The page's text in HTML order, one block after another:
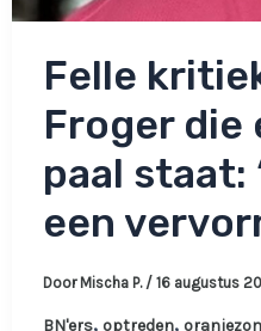
Felle
Froger die
paal staat:
een
Door Mischa P. / 16 augustus
BN'ers, optreden,